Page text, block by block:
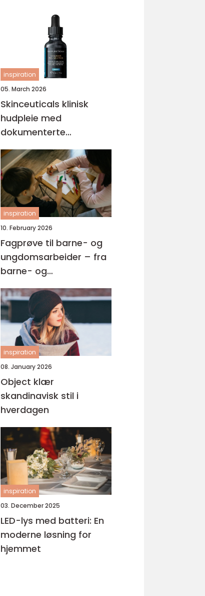
inspiration
05. March 2026
Skinceuticals klinisk
hudpleie med
dokumenterte
resultater
inspiration
10. February 2026
Fagprøve til barne- og
ungdomsarbeider – fra
barne- og
ungdsomarbeiderfaget
VG2 til fagbrev
inspiration
08. January 2026
Object klær
skandinavisk stil i
hverdagen
inspiration
03. December 2025
LED-lys med batteri: En
moderne løsning for
hjemmet